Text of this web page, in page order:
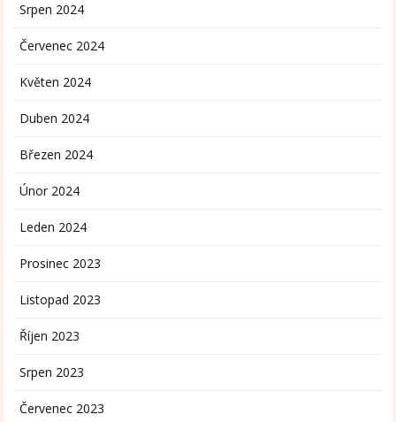
Srpen 2024
Červenec 2024
Květen 2024
Duben 2024
Březen 2024
Únor 2024
Leden 2024
Prosinec 2023
Listopad 2023
Říjen 2023
Srpen 2023
Červenec 2023